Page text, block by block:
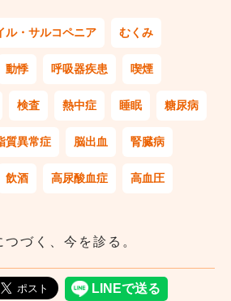
ル・サルコペニア むくみ
動悸 呼吸器疾患 喫煙
検査 熱中症 睡眠 糖尿病
質異常症 脳出血 腎臓病
飲酒 高尿酸血症 高血圧
つづく、今を診る。